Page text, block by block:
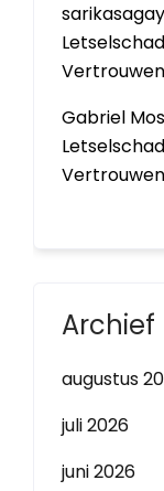
Vertrouwen
Gabriel
Vertrouwen
Archief
augustus
juli 2026
juni 2026